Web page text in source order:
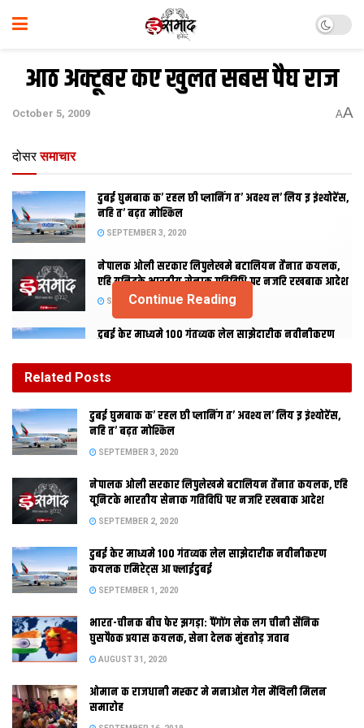
आठ अक्टूबर कए खुलत सबस पैघ राज
October 5, 2009 AA
दोसर समाचार
दुबई घुमबाक क’ रहल छी प्लानिंग त’ अवश्य ल’ लिय इ इंश्योरेंस,
नहि त’ बढ़त मोश्किल
SEPTEMBER 3, 2020
नेपालक ओली सरकार लिपुलेखमे बटालियन तैनात कयलक,
एहि यूनिटके भारतीय सेनाक गतिविधि पर नजरि रखबाक आदेश
SEPTEMBER 2, 2020
दुबई केर माध्यमे 100 गंतव्यक लेल साझेदारीक नवीनीकरण
घुसपैठक प्रयास कयलक, सेना देलक मुंहतोड़ जवाब
AUGUST 31, 2020
टूटत अकबर क दस्तावेज पर जड़ल ताला
पटना। अकबरकालीन दस्तावेज पर जड़ल ताला आखिरकार टूटत। राज्य
एकरा लेल टीम बनउलक अछि, जे आठ अक्टूबर कए दरभंगा क रामेश्वर सिंह
क्षेत्रीय अभिलेखागार क तिजोरी खोलल जाइत। एहि अभिलेखागार क निर्माण
Continue Reading
Related Posts
दुबई घुमबाक क’ रहल छी प्लानिंग त’ अवश्य ल’ लिय इ इंश्योरेंस,
नहि त’ बढ़त मोश्किल
SEPTEMBER 3, 2020
नेपालक ओली सरकार लिपुलेखमे बटालियन तैनात कयलक, एहि
यूनिटके भारतीय सेनाक गतिविधि पर नजरि रखबाक आदेश
SEPTEMBER 2, 2020
दुबई केर माध्यमे 100 गंतव्यक लेल साझेदारीक नवीनीकरण
कयलक एमिरेट्स आ फ्लाईदुबई
SEPTEMBER 1, 2020
भारत-चीनक बीच फेर झगड़ा: पैंगोंग लेक लग चीनी सैनिक
घुसपैठक प्रयास कयलक, सेना देलक मुंहतोड़ जवाब
AUGUST 31, 2020
ओमान क राजधानी मस्‍कट मे मनाओल गेल मैथि‍ली मिलन
समारोह